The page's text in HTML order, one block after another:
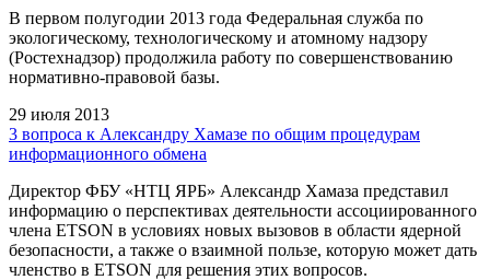
В первом полугодии 2013 года Федеральная служба по
экологическому, технологическому и атомному надзору
(Ростехнадзор) продолжила работу по совершенствованию
нормативно-правовой базы.
29 июля 2013
3 вопроса к Александру Хамазе по общим процедурам
информационного обмена
Директор ФБУ «НТЦ ЯРБ» Александр Хамаза представил
информацию о перспективах деятельности ассоциированного
члена ETSON в условиях новых вызовов в области ядерной
безопасности, а также о взаимной пользе, которую может дать
членство в ETSON для решения этих вопросов.